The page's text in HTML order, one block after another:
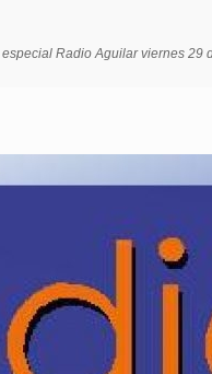
Radio Aguilar viernes 29